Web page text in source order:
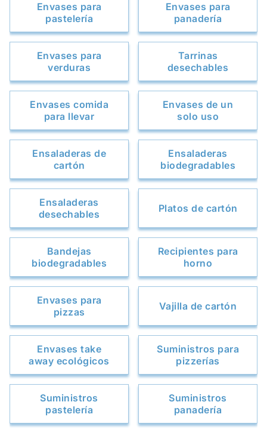
Envases para
pastelería
Envases para
panadería
Envases para
verduras
Tarrinas
desechables
Envases comida
para llevar
Envases de un
solo uso
Ensaladeras de
cartón
Ensaladeras
biodegradables
Ensaladeras
desechables
Platos de cartón
Bandejas
biodegradables
Recipientes para
horno
Envases para
pizzas
Vajilla de cartón
Envases take
away ecológicos
Suministros para
pizzerías
Suministros
pastelería
Suministros
panadería